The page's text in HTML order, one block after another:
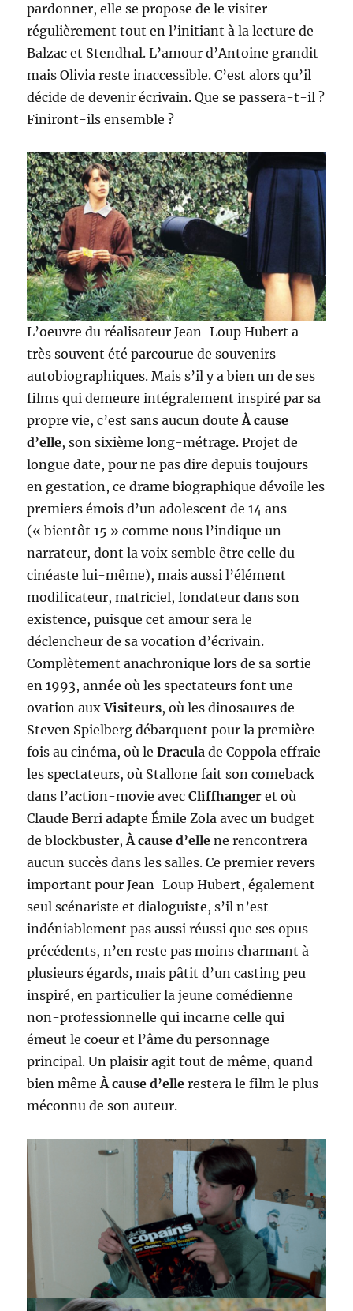
pardonner, elle se propose de le visiter
régulièrement tout en l’initiant à la lecture de
Balzac et Stendhal. L’amour d’Antoine grandit
mais Olivia reste inaccessible. C’est alors qu’il
décide de devenir écrivain. Que se passera-t-il ?
Finiront-ils ensemble ?
L’oeuvre du réalisateur Jean-Loup Hubert a
très souvent été parcourue de souvenirs
autobiographiques. Mais s’il y a bien un de ses
films qui demeure intégralement inspiré par sa
propre vie, c’est sans aucun douteÀ cause
d’elle, son sixième long-métrage. Projet de
longue date, pour ne pas dire depuis toujours
en gestation, ce drame biographique dévoile les
premiers émois d’un adolescent de 14 ans
(« bientôt 15 » comme nous l’indique un
narrateur, dont la voix semble être celle du
cinéaste lui-même), mais aussi l’élément
modificateur, matriciel, fondateur dans son
existence, puisque cet amour sera le
déclencheur de sa vocation d’écrivain.
Complètement anachronique lors de sa sortie
en 1993, année où les spectateurs font une
ovation auxVisiteurs, où les dinosaures de
Steven Spielberg débarquent pour la première
fois au cinéma, où leDracula de Coppola effraie
les spectateurs, où Stallone fait son comeback
dans l’action-movie avecCliffhanger et où
Claude Berri adapte Émile Zola avec un budget
de blockbuster,À cause d’elle ne rencontrera
aucun succès dans les salles. Ce premier revers
important pour Jean-Loup Hubert, également
seul scénariste et dialoguiste, s’il n’est
indéniablement pas aussi réussi que ses opus
précédents, n’en reste pas moins charmant à
plusieurs égards, mais pâtit d’un casting peu
inspiré, en particulier la jeune comédienne
non-professionnelle qui incarne celle qui
émeut le coeur et l’âme du personnage
principal. Un plaisir agit tout de même, quand
bien mêmeÀ cause d’elle restera le film le plus
méconnu de son auteur.